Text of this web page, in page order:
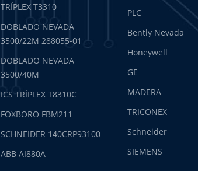
TRÍPLEX T3310
DOBLADO NEVADA
3500/22M 288055-01
DOBLADO NEVADA
3500/40M
ICS TRÍPLEX T8310C
FOXBORO FBM211
SCHNEIDER 140CRP93100
ABB AI880A
PLC
Bently Nevada
Honeywell
GE
MADERA
TRICONEX
Schneider
SIEMENS